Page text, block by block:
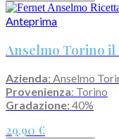
Anteprima
Anselmo Torino
Azienda: Anselmo
Provenienza: Torino
Gradazione:40%
29,90 €